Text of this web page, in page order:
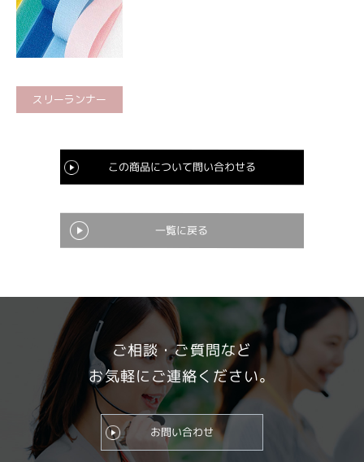
スリーランナー
この商品について問い合わせる
一覧に戻る
ご相談・ご質問など
お気軽にご連絡ください。
お問い合わせ